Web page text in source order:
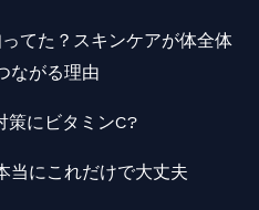
てた？スキンケアが体全体
ながる理由
策にビタミンC?
当にこれだけで大丈夫